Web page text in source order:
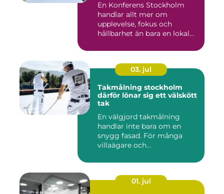
En Konferens Stockholm
handlar allt mer om
upplevelse, fokus och
hållbarhet än bara en lokal
03. jul
Takmålning stockholm
därför lönar sig ett välskött
tak
En välgjord takmålning
handlar inte bara om en
snygg fasad. För många
villaägare och
01. jul